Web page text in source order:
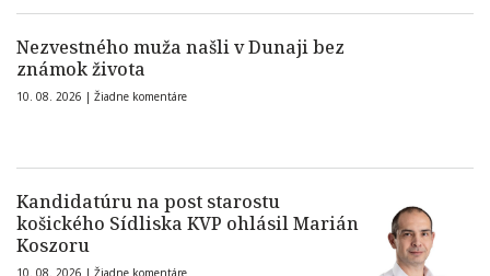
Nezvestného muža našli v Dunaji bez
známok života
10. 08. 2026 | Žiadne komentáre
Kandidatúru na post starostu
košického Sídliska KVP ohlásil Marián
Koszoru